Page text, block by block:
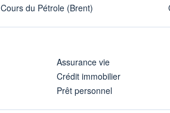
Cours du Pétrole (Brent)
Assurance vie
Crédit immobilier
Prêt personnel